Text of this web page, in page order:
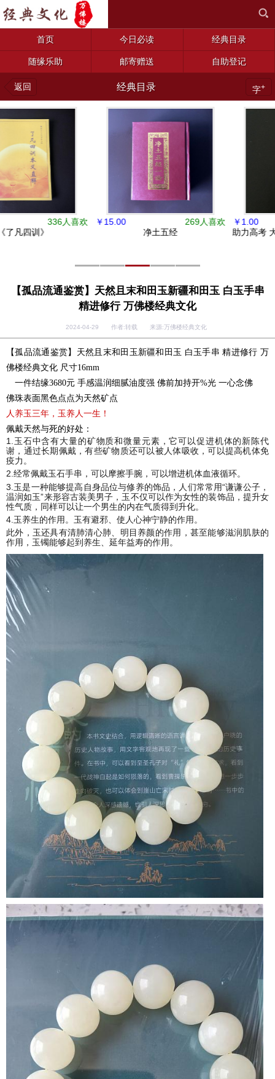
首页 今日必读 经典目录
随缘乐助 邮寄赠送 自助登记
返回 经典目录 字+
478人喜欢
大88佛像50*70cm
396人喜欢
88佛像16*22cm
【孤品流通鉴赏】天然且末和田玉新疆和田玉 白玉手串
精进修行 万佛楼经典文化
2024-04-29 作者:转载 来源:万佛楼经典文化
【孤品流通鉴赏】天然且末和田玉新疆和田玉 白玉手串 精进修行 万
佛楼经典文化 尺寸16mm
一件结缘3680元 手感温润细腻油度强 佛前加持开%光 一心念佛
佛珠表面黑色点点为天然矿点
人养玉三年，玉养人一生！
佩戴天然与死的好处：
1.玉石中含有大量的矿物质和微量元素，它可以促进机体的新陈代
谢，通过长期佩戴，有些矿物质还可以被人体吸收，可以提高机体免
疫力。
2.经常佩戴玉石手串，可以摩擦手腕，可以增进机体血液循环。
3.玉是一种能够提高自身品位与修养的饰品，人们常常用“谦谦公子，
温润如玉”来形容古装美男子，玉不仅可以作为女性的装饰品，提升女
性气质，同样可以让一个男生的内在气质得到升化。
4 玉养生的作用。玉有避邪、使人心神宁静的作用。
此外，玉还具有清肺清心肺、明目养颜的作用，甚至能够滋润肌肤的
作用，玉镯能够起到养生、延年益寿的作用。